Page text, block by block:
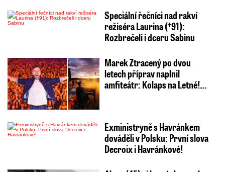
Speciální řečníci nad rakví
režiséra Laurina (†91):
Rozbrečeli i dceru Sabinu
Marek Ztracený po dvou
letech příprav naplnil
amfiteátr: Kolaps na Letné!…
Exministryně s Havránkem
dováděli v Polsku: První slova
Decroix i Havránkové!